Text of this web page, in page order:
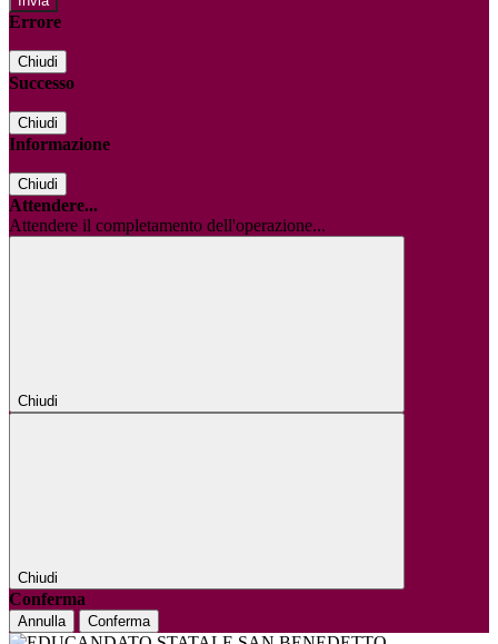
Errore
Chiudi
Successo
Chiudi
Informazione
Chiudi
Attendere...
Attendere il completamento dell'operazione...
Chiudi
Chiudi
Conferma
Annulla Conferma